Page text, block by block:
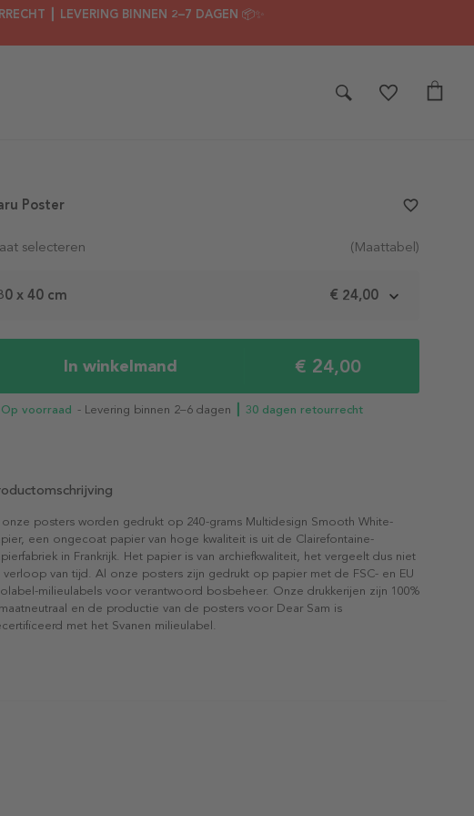
┃ LEVERING BINNEN 2–7 DAGEN 📦✨
selecteren (Maattabel)
x 40 cm € 24,00
In winkelmand € 24,00
Op voorraad - Levering binnen 2–6 dagen ┃ 30 dagen retourrecht
Poster favorite_border
posters worden gedrukt op 240-grams Multidesign Smooth White-
een ongecoat papier van hoge kwaliteit is uit de Clairefontaine-
in Frankrijk. Het papier is van archiefkwaliteit, het vergeelt dus niet
verloop van tijd. Al onze posters zijn gedrukt op papier met de FSC- en EU
milieulabels voor verantwoord bosbeheer. Onze drukkerijen zijn 100%
en de productie van de posters voor Dear Sam is
met het Svanen milieulabel.